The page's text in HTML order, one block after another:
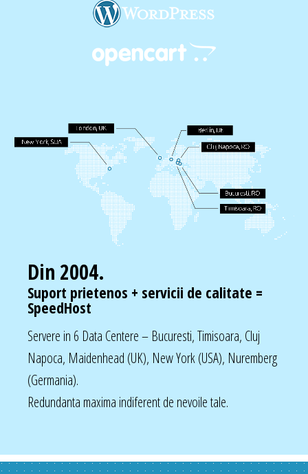
Din 2004.
Suport prietenos + servicii de calitate =
SpeedHost
Servere in 6 Data Centere – Bucuresti, Timisoara, Cluj
Napoca, Maidenhead (UK), New York (USA), Nuremberg
(Germania).
Redundanta maxima indiferent de nevoile tale.